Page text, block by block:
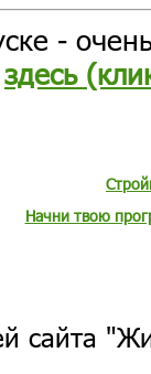
-
здесь
Начни твою
сайта